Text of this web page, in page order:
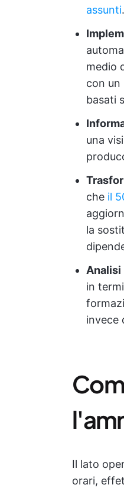
assunti.
medio
con un
basati
una
che il
la
in
invece
Il lato
orari,